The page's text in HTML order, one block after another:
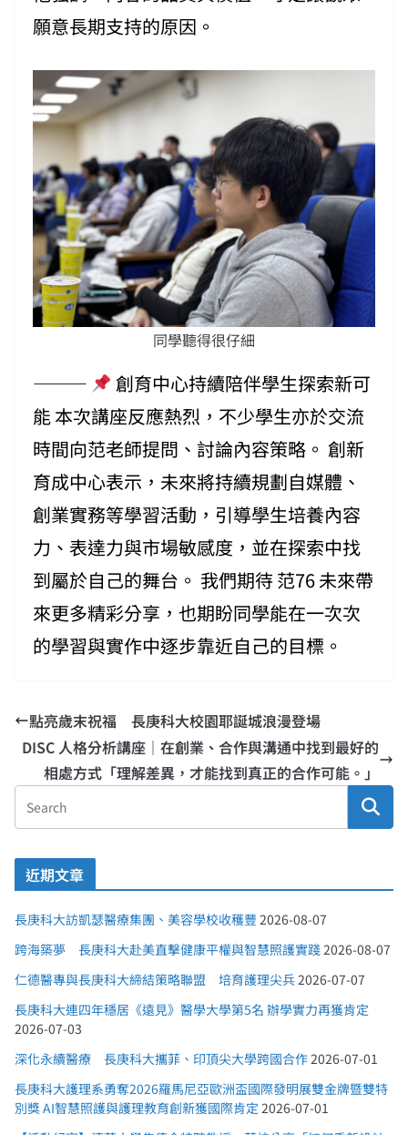
願意長期支持的原因。
同學聽得很仔細
⸻
創育中心持續陪伴學生探索新可
能 本次講座反應熱烈，不少學生亦於交流
時間向范老師提問、討論內容策略。 創新
育成中心表示，未來將持續規劃自媒體、
創業實務等學習活動，引導學生培養內容
力、表達力與市場敏感度，並在探索中找
到屬於自己的舞台。 我們期待 范76 未來帶
來更多精彩分享，也期盼同學能在一次次
的學習與實作中逐步靠近自己的目標。
點亮歲末祝福 長庚科大校園耶誕城浪漫登場
DISC 人格分析講座｜在創業、合作與溝通中找到最好的
相處方式「理解差異，才能找到真正的合作可能。」
近期文章
長庚科大訪凱瑟醫療集團、美容學校收穫豐 2026-08-07
跨海築夢 長庚科大赴美直擊健康平權與智慧照護實踐2026-08-07
仁德醫專與長庚科大締結策略聯盟 培育護理尖兵2026-07-07
長庚科大連四年穩居《遠見》醫學大學第5名 辦學實力再獲肯定
2026-07-03
深化永續醫療 長庚科大攜菲、印頂尖大學跨國合作2026-07-01
長庚科大護理系勇奪2026羅馬尼亞歐洲盃國際發明展雙金牌暨雙特
別獎 AI智慧照護與護理教育創新獲國際肯定 2026-07-01